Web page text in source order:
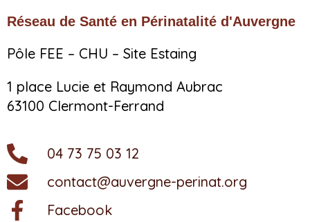
Réseau de Santé en Périnatalité d'Auvergne
Pôle FEE – CHU – Site Estaing
1 place Lucie et Raymond Aubrac
63100 Clermont-Ferrand
04 73 75 03 12
contact@auvergne-perinat.org
Facebook